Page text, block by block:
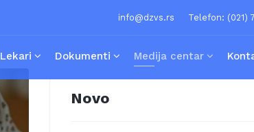
info@dzvs.rs Telefon: (021)
Lekari Dokumenti Medija centar
Novo